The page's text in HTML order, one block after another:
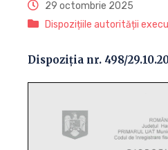
29 octombrie 2025
Dispozițiile autorității
Dispoziția nr. 498/